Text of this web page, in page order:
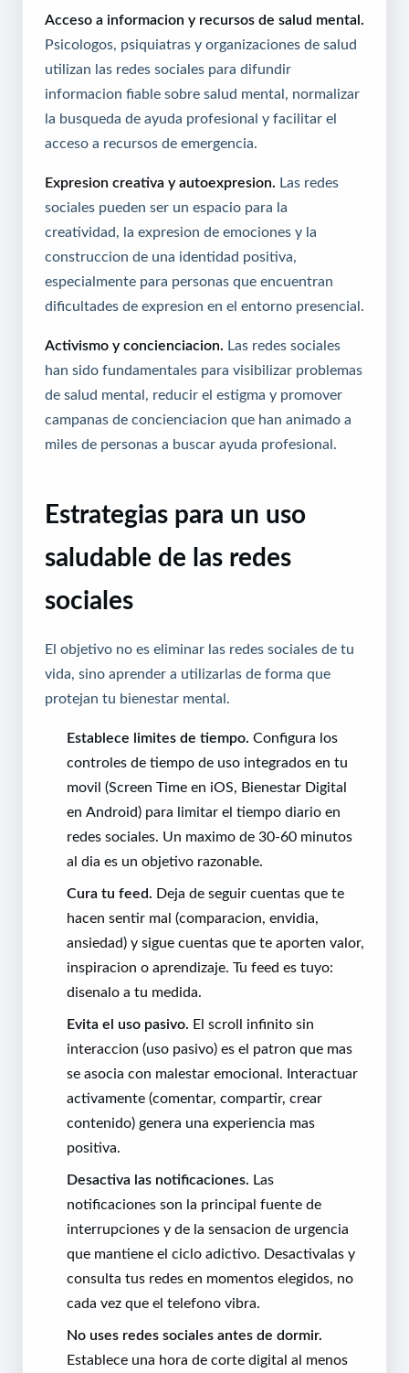
Acceso a informacion y recursos de salud mental.
Psicologos, psiquiatras y organizaciones de salud
utilizan las redes sociales para difundir
informacion fiable sobre salud mental, normalizar
la busqueda de ayuda profesional y facilitar el
acceso a recursos de emergencia.
Expresion creativa y autoexpresion.
Las redes
sociales pueden ser un espacio para la
creatividad, la expresion de emociones y la
construccion de una identidad positiva,
especialmente para personas que encuentran
dificultades de expresion en el entorno presencial.
Activismo y concienciacion.
Las redes sociales
han sido fundamentales para visibilizar problemas
de salud mental, reducir el estigma y promover
campanas de concienciacion que han animado a
miles de personas a buscar ayuda profesional.
Estrategias para un uso
saludable de las redes
sociales
El objetivo no es eliminar las redes sociales de tu
vida, sino aprender a utilizarlas de forma que
protejan tu bienestar mental.
Establece limites de tiempo. Configura los
controles de tiempo de uso integrados en tu
movil (Screen Time en iOS, Bienestar Digital
en Android) para limitar el tiempo diario en
redes sociales. Un maximo de 30-60 minutos
al dia es un objetivo razonable.
Cura tu feed.
Deja de seguir cuentas que te
hacen sentir mal (comparacion, envidia,
ansiedad) y sigue cuentas que te aporten valor,
inspiracion o aprendizaje. Tu feed es tuyo:
disenalo a tu medida.
Evita el uso pasivo. El scroll infinito sin
interaccion (uso pasivo) es el patron que mas
se asocia con malestar emocional. Interactuar
activamente (comentar, compartir, crear
contenido) genera una experiencia mas
positiva.
Desactiva las notificaciones. Las
notificaciones son la principal fuente de
interrupciones y de la sensacion de urgencia
que mantiene el ciclo adictivo. Desactivalas y
consulta tus redes en momentos elegidos, no
cada vez que el telefono vibra.
No uses redes sociales antes de dormir.
Establece una hora de corte digital al menos